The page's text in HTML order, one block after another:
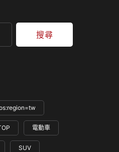
搜尋
電動車
SUV